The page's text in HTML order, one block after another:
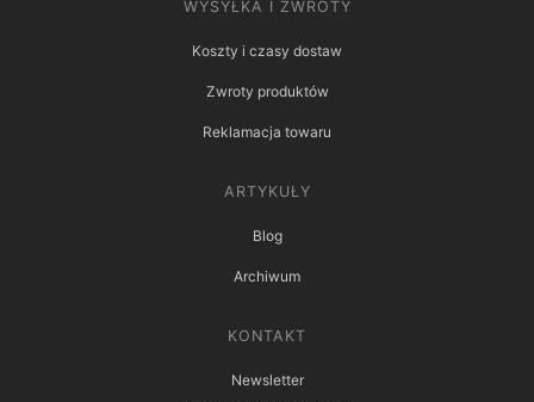
WYSYŁKA I ZWROTY
Koszty i czasy dostaw
Zwroty produktów
Reklamacja towaru
ARTYKUŁY
Blog
Archiwum
KONTAKT
Newsletter